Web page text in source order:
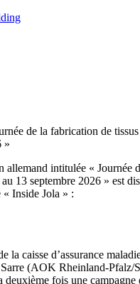
de la fabrication de
»
allemand intitulée « Journée
13 septembre 2026 » est
Inside Jola » :
la caisse d’assurance
(AOK Rheinland-Pfalz/
deuxième fois une campagne